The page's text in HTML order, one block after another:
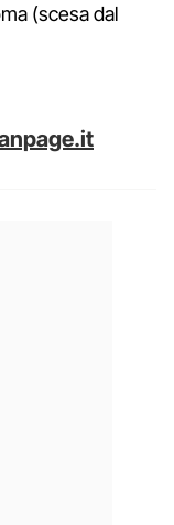
(scesa dal